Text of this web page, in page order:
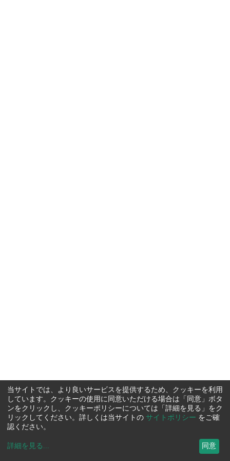
当サイトでは、より良いサービスを提供するため、クッキーを利用
しています。クッキーの使用に同意いただける場合は「同意」ボタ
ンをクリックし、クッキーポリシーについては「詳細を見る」をク
リックしてください。詳しくは当サイトの サイトポリシー をご確
認ください。
詳細を見る ... 同意